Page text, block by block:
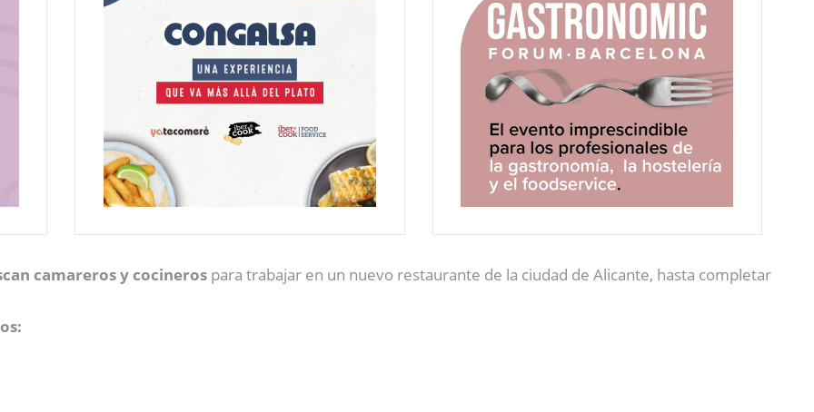
camareros y cocineros para trabajar en un nuevo restaurante de la ciudad de Alicante, hasta completar